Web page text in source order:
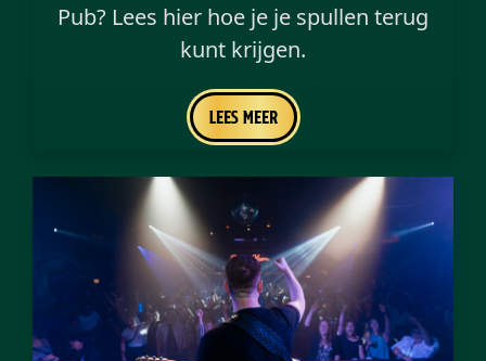
Pub? Lees hier hoe je je spullen terug
kunt krijgen.
Lees meer